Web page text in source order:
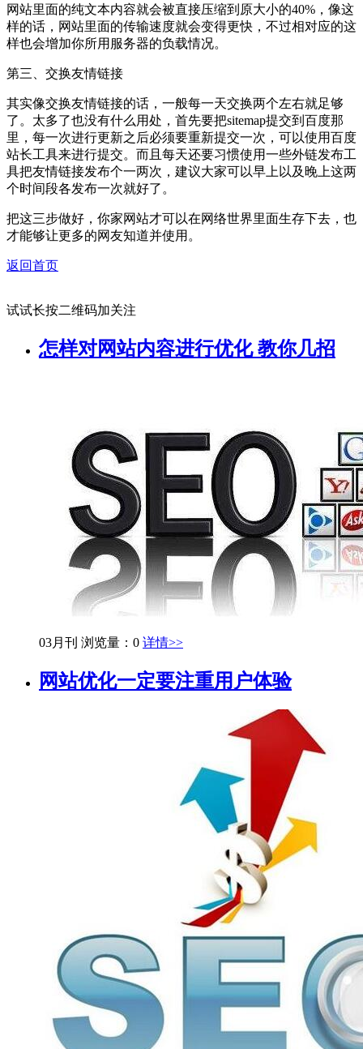
网站里面的纯文本内容就会被直接压缩到原大小的40%，像这
样的话，网站里面的传输速度就会变得更快，不过相对应的这
样也会增加你所用服务器的负载情况。
第三、交换友情链接
其实像交换友情链接的话，一般每一天交换两个左右就足够
了。太多了也没有什么用处，首先要把sitemap提交到百度那
里，每一次进行更新之后必须要重新提交一次，可以使用百度
站长工具来进行提交。而且每天还要习惯使用一些外链发布工
具把友情链接发布个一两次，建议大家可以早上以及晚上这两
个时间段各发布一次就好了。
把这三步做好，你家网站才可以在网络世界里面生存下去，也
才能够让更多的网友知道并使用。
返回首页
试试长按二维码加关注
怎样对网站内容进行优化 教你几招
03月刊 浏览量：0 详情>>
网站优化一定要注重用户体验